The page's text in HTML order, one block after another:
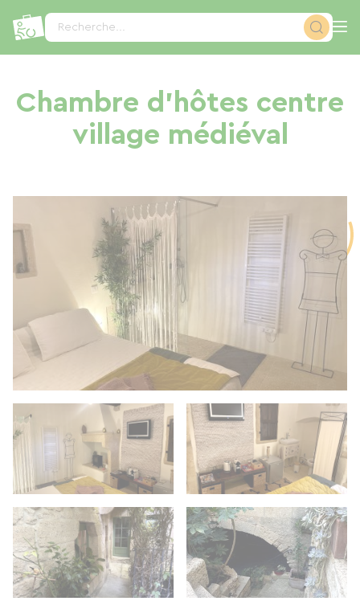
Recherche...
Chambre d'hôtes centre
village médiéval
Panneau de gestion des cookies